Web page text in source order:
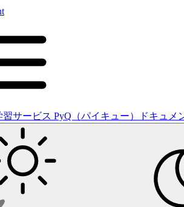
習サービス PyQ（パイキュー）ドキュメ